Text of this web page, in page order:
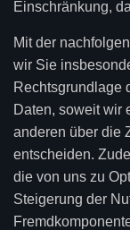
Einschränkung,
Mit der
wir Sie
Rechtsgrundlage
Daten, soweit wir
anderen über die
entscheiden.
die von uns zu
Steigerung der